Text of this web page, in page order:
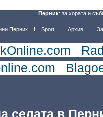
Перник: за хората и
Перник Sport Архив
селата в